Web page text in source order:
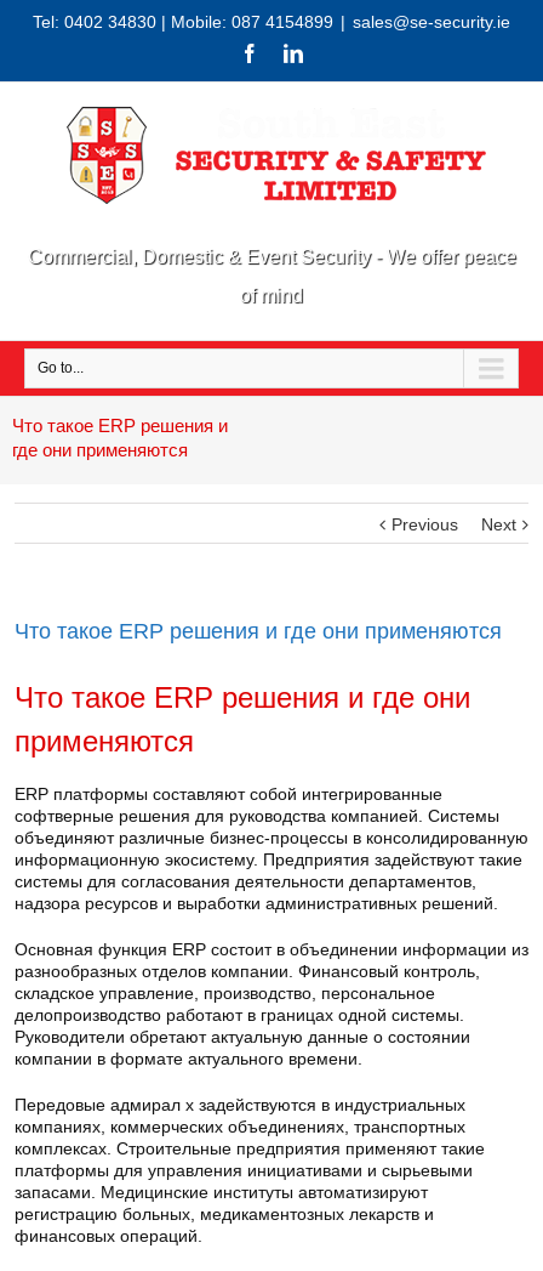
Tel: 0402 34830 | Mobile: 087 4154899 | sales@se-security.ie
Commercial, Domestic & Event Security - We offer peace
of mind
Go to...
Что такое ERP решения и
где они применяются
Previous Next
Что такое ERP решения и где они применяются
Что такое ERP решения и где они
применяются
ERP платформы составляют собой интегрированные
софтверные решения для руководства компанией. Системы
объединяют различные бизнес-процессы в консолидированную
информационную экосистему. Предприятия задействуют такие
системы для согласования деятельности департаментов,
надзора ресурсов и выработки административных решений.
Основная функция ERP состоит в объединении информации из
разнообразных отделов компании. Финансовый контроль,
складское управление, производство, персональное
делопроизводство работают в границах одной системы.
Руководители обретают актуальную данные о состоянии
компании в формате актуального времени.
Передовые адмирал х задействуются в индустриальных
компаниях, коммерческих объединениях, транспортных
комплексах. Строительные предприятия применяют такие
платформы для управления инициативами и сырьевыми
запасами. Медицинские институты автоматизируют
регистрацию больных, медикаментозных лекарств и
финансовых операций.